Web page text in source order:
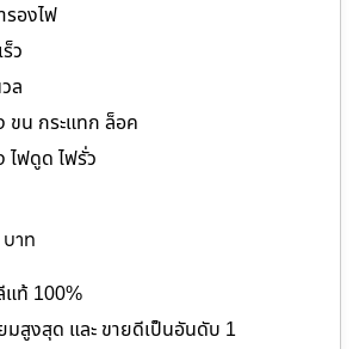
รองไฟ
ว
ล
ขน กระแทก ล็อค
ไฟดูด ไฟรั่ว
าท
แท้ 100%
มสูงสุด และ ขายดีเป็นอันดับ 1